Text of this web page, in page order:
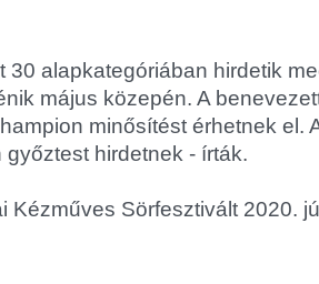
30 alapkategóriában hirdetik
május közepén. A
minősítést érhetnek el.
hirdetnek - írták.
Kézműves Sörfesztivált 2020.